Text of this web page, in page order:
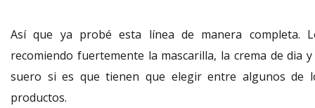
Así que ya probé esta línea de manera completa.
recomiendo fuertemente la mascarilla, la crema de dia
suero si es que tienen que elegir entre algunos de
productos.